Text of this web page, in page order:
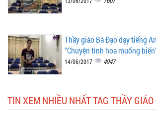
Thầy giáo Bá Đạo dạy tiếng
"Chuyện tình hoa muống
14/06/2017 4947
TIN XEM NHIỀU NHẤT TAG THẦY